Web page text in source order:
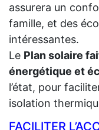
assurera un
famille, et des
intéressantes.
Le Plan solaire
énergétique et
l’état, pour
isolation
FACILITER